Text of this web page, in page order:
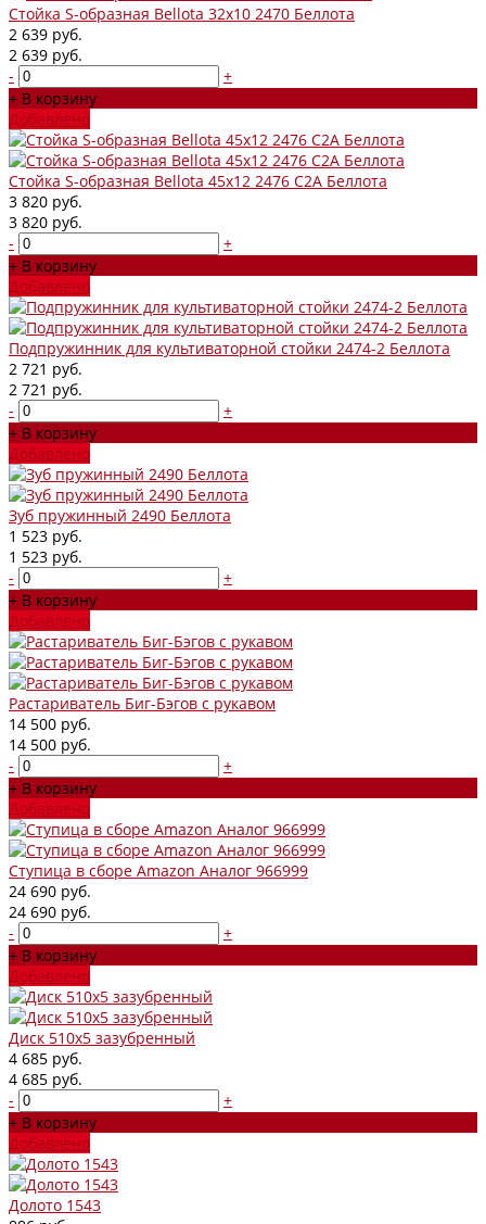
Стойка S-образная Bellota 32х10 2470 Беллота
2 639 руб.
2 639 руб.
-
+
+ В корзину
Добавлено
Стойка S-образная Bellota 45х12 2476 С2А Беллота
3 820 руб.
3 820 руб.
-
+
+ В корзину
Добавлено
Подпружинник для культиваторной стойки 2474-2 Беллота
2 721 руб.
2 721 руб.
-
+
+ В корзину
Добавлено
Зуб пружинный 2490 Беллота
1 523 руб.
1 523 руб.
-
+
+ В корзину
Добавлено
Растариватель Биг-Бэгов с рукавом
14 500 руб.
14 500 руб.
-
+
+ В корзину
Добавлено
Ступица в сборе Amazon Аналог 966999
24 690 руб.
24 690 руб.
-
+
+ В корзину
Добавлено
Диск 510х5 зазубренный
4 685 руб.
4 685 руб.
-
+
+ В корзину
Добавлено
Долото 1543